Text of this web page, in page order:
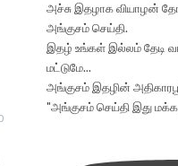
அச்சு இதழாக வியாழன்
அங்குசம் செய்தி.
இதழ் உங்கள் இல்லம் தேடி
மட்டுமே...
அங்குசம் இதழின்
"அங்குசம் செய்தி இது